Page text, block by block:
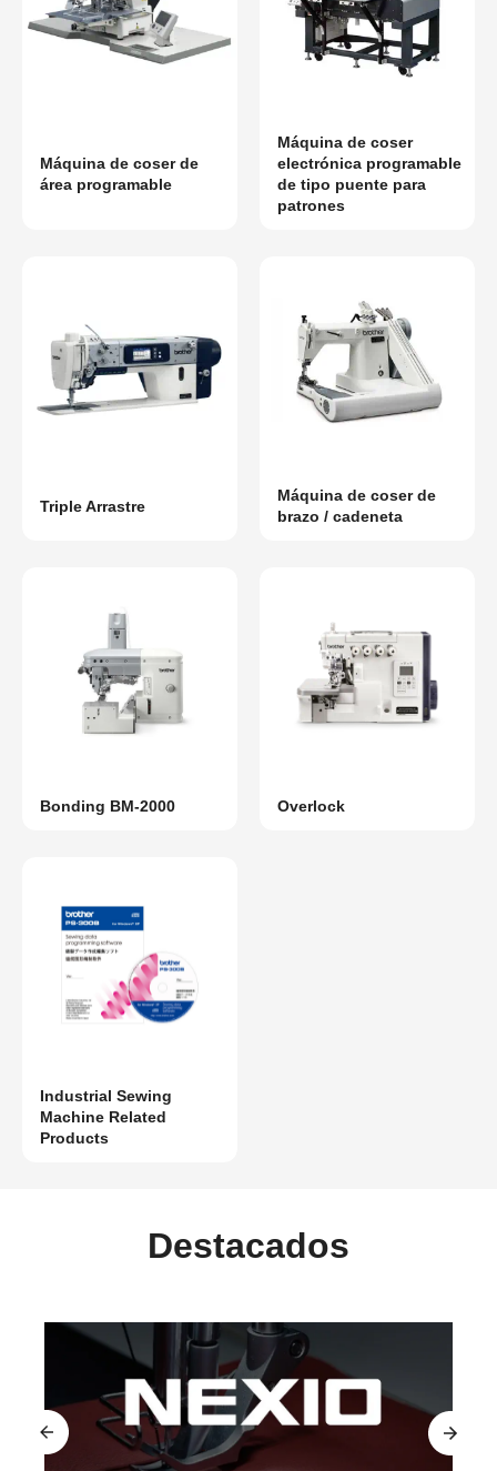
Máquina de coser de
área programable
Máquina de coser
electrónica programable
de tipo puente para
patrones
Triple Arrastre
Máquina de coser de
brazo / cadeneta
Bonding BM-2000 Overlock
Industrial Sewing
Machine Related
Products
Destacados